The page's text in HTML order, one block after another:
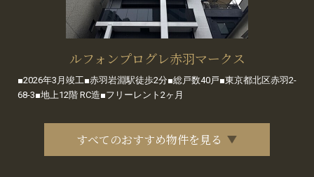
ルフォンプログレ赤羽マークス
■2026年3月竣工■赤羽岩淵駅徒歩2分■総戸数40戸■東京都北区赤羽2-
68-3■地上12階 RC造■フリーレント2ヶ月
すべてのおすすめ物件を見る